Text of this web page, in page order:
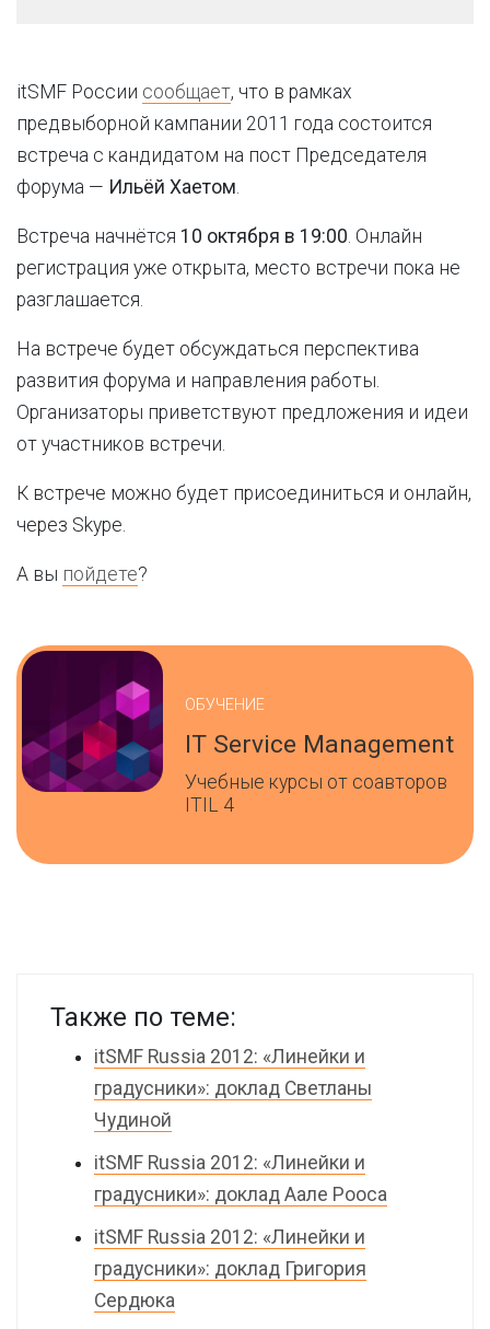
itSMF России сообщает, что в рамках
предвыборной кампании 2011 года состоится
встреча с кандидатом на пост Председателя
форума — Ильёй Хаетом.
Встреча начнётся 10 октября в 19:00. Онлайн
регистрация уже открыта, место встречи пока не
разглашается.
На встрече будет обсуждаться перспектива
развития форума и направления работы.
Организаторы приветствуют предложения и идеи
от участников встречи.
К встрече можно будет присоединиться и онлайн,
через Skype.
А вы пойдете?
ОБУЧЕНИЕ
IT Service Management
Учебные курсы от соавторов
ITIL 4
Также по теме:
itSMF Russia 2012: «Линейки и
градусники»: доклад Светланы
Чудиной
itSMF Russia 2012: «Линейки и
градусники»: доклад Аале Рооса
itSMF Russia 2012: «Линейки и
градусники»: доклад Григория
Сердюка